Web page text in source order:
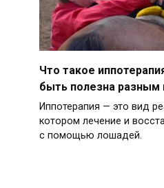
Что такое
быть полезна разным
Иппотерапия — это вид
котором лечение и
с помощью лошадей.